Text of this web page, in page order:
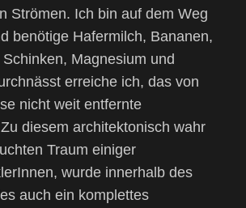
Strömen. Ich bin auf dem Weg
benötige Hafermilch, Bananen,
Magnesium und
erreiche ich, das von
nicht weit entfernte
diesem architektonisch wahr
Traum einiger
wurde innerhalb des
auch ein komplettes